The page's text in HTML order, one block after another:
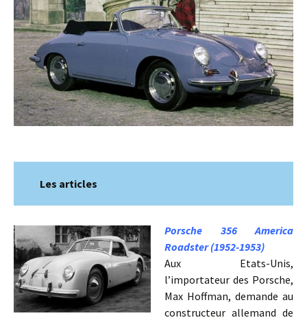
Les articles
Porsche 356 America
Roadster (1952-1953)
Aux Etats-Unis,
l’importateur des Porsche,
Max Hoffman, demande au
constructeur allemand de